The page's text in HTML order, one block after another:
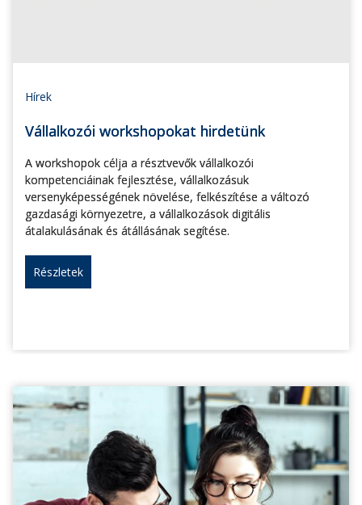
Hírek
Vállalkozói workshopokat hirdetünk
A workshopok célja a résztvevők vállalkozói
kompetenciáinak fejlesztése, vállalkozásuk
versenyképességének növelése, felkészítése a változó
gazdasági környezetre, a vállalkozások digitális
átalakulásának és átállásának segítése.
Részletek